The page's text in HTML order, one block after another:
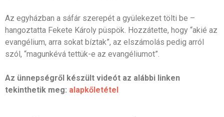
Az egyházban a sáfár szerepét a gyülekezet tölti be –
hangoztatta Fekete Károly püspök. Hozzátette, hogy “akié az
evangélium, arra sokat bíztak”, az elszámolás pedig arról
szól, “magunkévá tettük-e az evangéliumot”.
Az ünnepségről készült videót az alábbi linken
tekinthetik meg: alapkőletétel